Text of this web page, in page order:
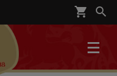
shopping_cart 